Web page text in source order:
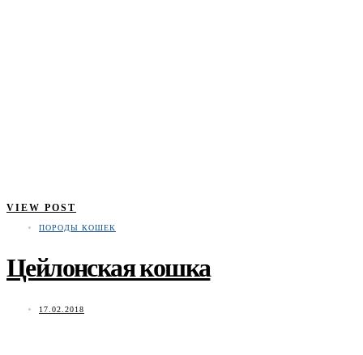
VIEW POST
ПОРОДЫ КОШЕК
Цейлонская кошка
17.02.2018